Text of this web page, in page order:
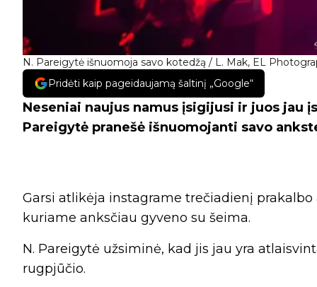
N. Pareigytė išnuomoja savo kotedžą / L. Mak, EL
Pridėti kaip pageidaujamą šaltinį „Google“
Neseniai naujus namus įsigijusi ir juos jau
Pareigytė pranešė išnuomojanti savo
Garsi atlikėja instagrame trečiadienį
kuriame anksčiau gyveno su šeima.
N. Pareigytė užsiminė, kad jis jau yra
rugpjūčio.